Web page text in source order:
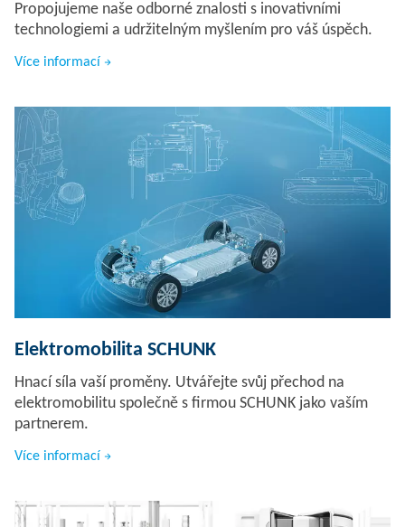
Propojujeme naše odborné znalosti s inovativními
technologiemi a udržitelným myšlením pro váš úspěch.
Více informací
Elektromobilita SCHUNK
Hnací síla vaší proměny. Utvářejte svůj přechod na
elektromobilitu společně s firmou SCHUNK jako vaším
partnerem.
Více informací